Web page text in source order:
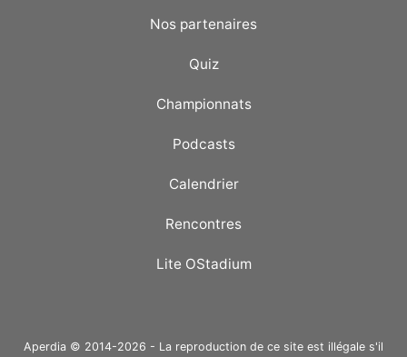
Nos partenaires
Quiz
Championnats
Podcasts
Calendrier
Rencontres
Lite OStadium
Aperdia © 2014-2026 - La reproduction de ce site est illégale s'il